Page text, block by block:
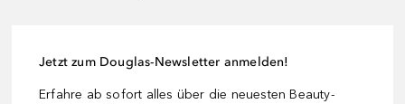
Jetzt zum Douglas-Newsletter anmelden!
Erfahre ab sofort alles über die neuesten Beauty-